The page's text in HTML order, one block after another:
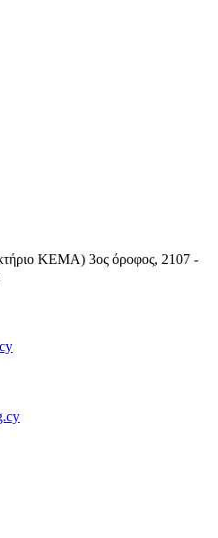
ΚΕΜΑ) 3ος όροφος, 2107 -